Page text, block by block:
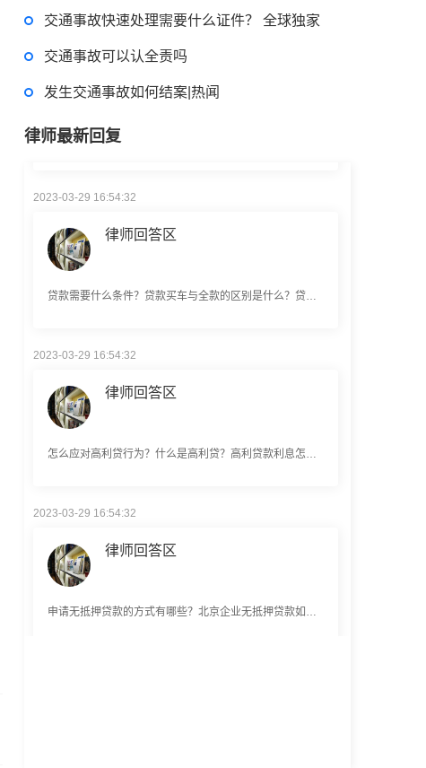
交通事故快速处理需要什么证件？ 全球独家
交通事故可以认全责吗
发生交通事故如何结案|热闻
律师最新回复
律师回答区
律师回答区
律师回答区